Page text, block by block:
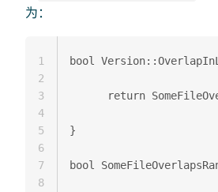
为：
bool
return
}
bool
1
2
3
4
5
6
7
8